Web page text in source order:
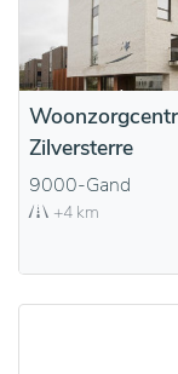
Zilversterre
9000-Gand
+4 km